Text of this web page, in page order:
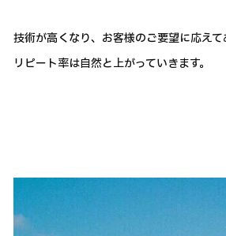
技術が高くなり、お客様のご要望に応え
リピート率は自然と上がっていきます。